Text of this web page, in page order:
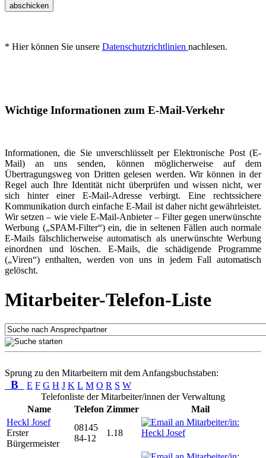
abschicken
* Hier können Sie unsere Datenschutzrichtlinien nachlesen.
Wichtige Informationen zum E-Mail-Verkehr
Informationen, die Sie unverschlüsselt per Elektronische Post (E-
Mail) an uns senden, können möglicherweise auf dem
Übertragungsweg von Dritten gelesen werden. Wir können in der
Regel auch Ihre Identität nicht überprüfen und wissen nicht, wer
sich hinter einer E-Mail-Adresse verbirgt. Eine rechtssichere
Kommunikation durch einfache E-Mail ist daher nicht gewährleistet.
Wir setzen – wie viele E-Mail-Anbieter – Filter gegen unerwünschte
Werbung („SPAM-Filter“) ein, die in seltenen Fällen auch normale
E-Mails fälschlicherweise automatisch als unerwünschte Werbung
einordnen und löschen. E-Mails, die schädigende Programme
(„Viren“) enthalten, werden von uns in jedem Fall automatisch
gelöscht.
Mitarbeiter-Telefon-Liste
Sprung zu den Mitarbeitern mit dem Anfangsbuchstaben:
B E F G H J K L M O R S W
Telefonliste der Mitarbeiter/innen der Verwaltung
Name
Telefon Zimmer
Mail
Heckl Josef
Erster
Bürgermeister
08145
84-12
1.18